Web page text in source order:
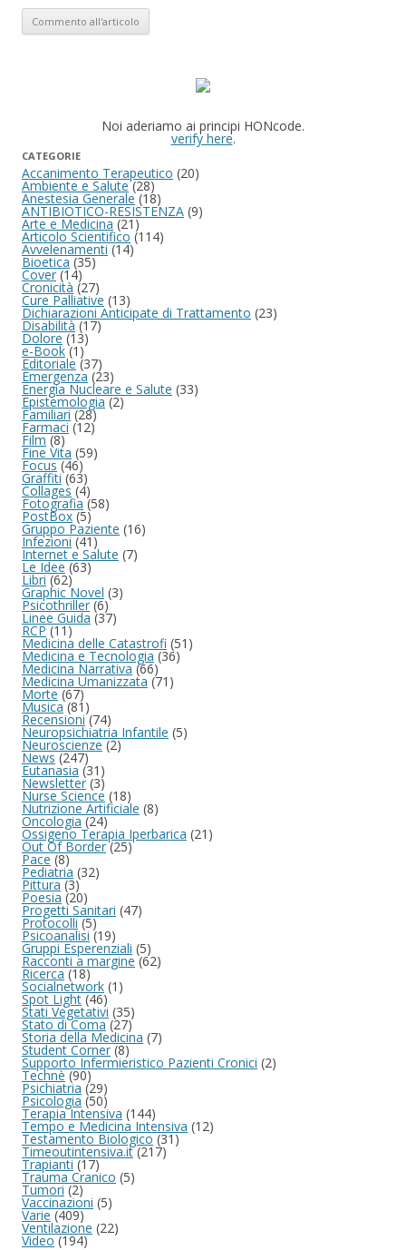
Noi aderiamo ai principi HONcode.
verify here.
CATEGORIE
Accanimento Terapeutico (20)
Ambiente e Salute(28)
Anestesia Generale(18)
ANTIBIOTICO-RESISTENZA (9)
Arte e Medicina(21)
Articolo Scientifico (114)
Avvelenamenti(14)
Bioetica(35)
Cover(14)
Cronicità (27)
Cure Palliative (13)
Dichiarazioni Anticipate di Trattamento (23)
Disabilità(17)
Dolore(13)
e-Book(1)
Editoriale (37)
Emergenza (23)
Energia Nucleare e Salute (33)
Epistemologia(2)
Familiari(28)
Farmaci(12)
Film(8)
Fine Vita (59)
Focus(46)
Graffiti(63)
Collages (4)
Fotografia (58)
PostBox(5)
Gruppo Paziente (16)
Infezioni(41)
Internet e Salute (7)
Le Idee(63)
Libri(62)
Graphic Novel (3)
Psicothriller(6)
Linee Guida (37)
RCP(11)
Medicina delle Catastrofi (51)
Medicina e Tecnologia(36)
Medicina Narrativa(66)
Medicina Umanizzata (71)
Morte(67)
Musica(81)
Recensioni(74)
Neuropsichiatria Infantile (5)
Neuroscienze(2)
News(247)
Eutanasia (31)
Newsletter (3)
Nurse Science (18)
Nutrizione Artificiale (8)
Oncologia(24)
Ossigeno Terapia Iperbarica (21)
Out Of Border(25)
Pace(8)
Pediatria (32)
Pittura(3)
Poesia (20)
Progetti Sanitari (47)
Protocolli(5)
Psicoanalisi (19)
Gruppi Esperenziali (5)
Racconti a margine (62)
Ricerca(18)
Socialnetwork (1)
Spot Light(46)
Stati Vegetativi (35)
Stato di Coma(27)
Storia della Medicina (7)
Student Corner(8)
Supporto Infermieristico Pazienti Cronici (2)
Technè(90)
Psichiatria (29)
Psicologia (50)
Terapia Intensiva (144)
Tempo e Medicina Intensiva (12)
Testamento Biologico(31)
Timeoutintensiva.it(217)
Trapianti(17)
Trauma Cranico (5)
Tumori(2)
Vaccinazioni (5)
Varie(409)
Ventilazione (22)
Video(194)